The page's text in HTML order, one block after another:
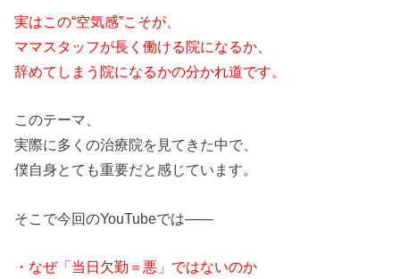
実はこの“空気感”こそが、
ママスタッフが長く働ける院になるか、
辞めてしまう院になるかの分かれ道です。
このテーマ、
実際に多くの治療院を見てきた中で、
僕自身とても重要だと感じています。
そこで今回のYouTubeでは――
・なぜ「当日欠勤 ＝悪」ではないのか